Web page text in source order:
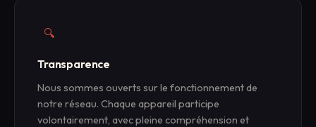
🔍
Transparence
Nous sommes ouverts sur le fonctionnement de
notre réseau. Chaque appareil participe
volontairement, avec pleine compréhension et